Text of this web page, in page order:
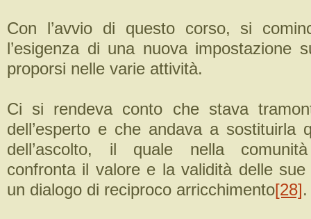
Con l’avvio di questo corso, si
l’esigenza di una nuova impostazione
proporsi nelle varie attività.
Ci si rendeva conto che stava
dell’esperto e che andava a sostituirla
dell’ascolto, il quale nella
confronta il valore e la validità delle
un dialogo di reciproco arricchimento[28].